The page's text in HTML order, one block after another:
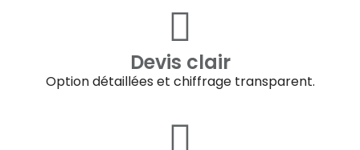
Devis clair
Option détaillées et chiffrage transparent.